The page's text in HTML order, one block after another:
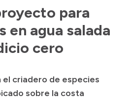
para
en agua salada
cero
el criadero de especies
sobre la costa